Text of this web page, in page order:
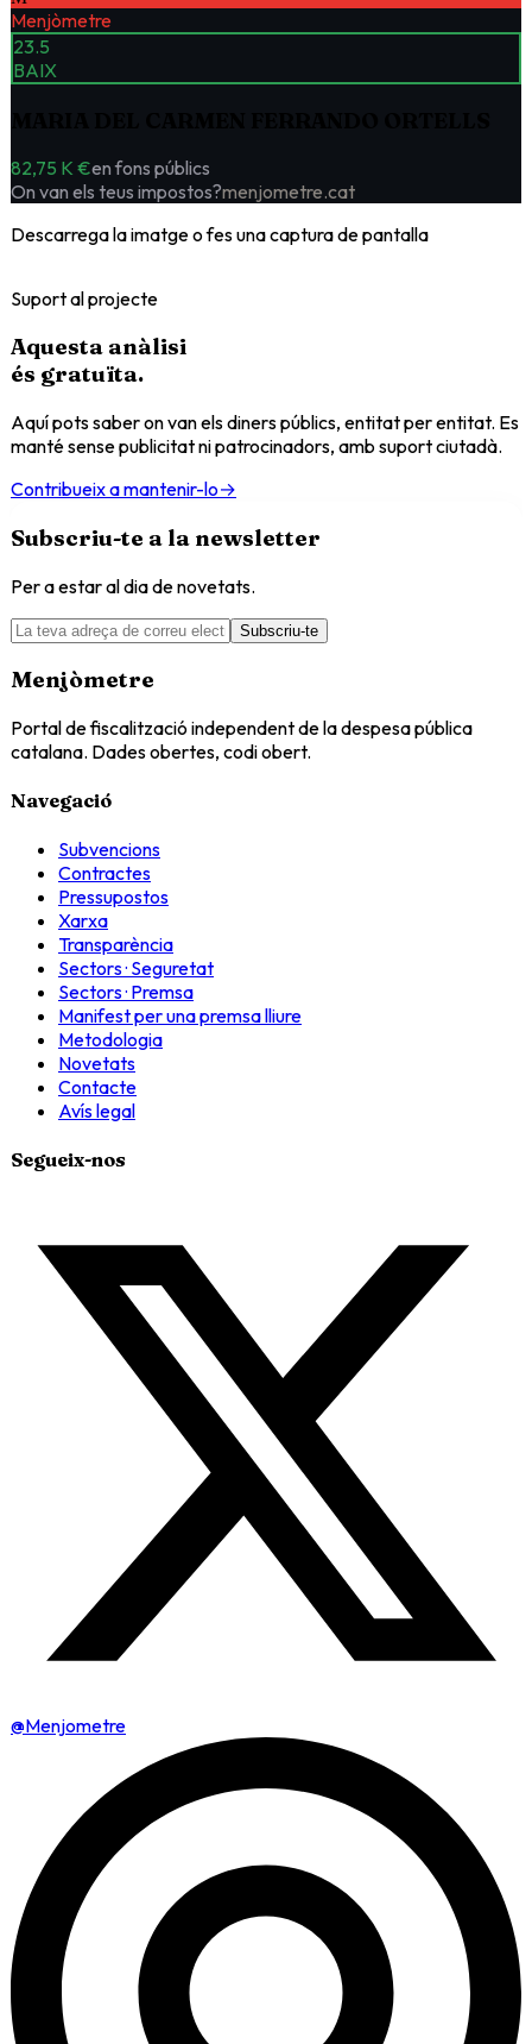
Menjòmetre
23.5
BAIX
82,75 K €en fons públics
On van els teus impostos?menjometre.cat
Descarrega la imatge o fes una captura de pantalla
Suport al projecte
Aquesta anàlisi
és gratuïta.
Aquí pots saber on van els diners públics, entitat per entitat. Es
manté sense publicitat ni patrocinadors, amb suport ciutadà.
Contribueix a mantenir-lo→
Subscriu-te a la newsletter
Per a estar al dia de novetats.
Subscriu-te
Menjòmetre
Portal de fiscalització independent de la despesa pública
catalana. Dades obertes, codi obert.
Navegació
Subvencions
Contractes
Pressupostos
Xarxa
Transparència
Sectors · Seguretat
Sectors · Premsa
Manifest per una premsa lliure
Metodologia
Novetats
Contacte
Avís legal
Segueix-nos
@Menjometre